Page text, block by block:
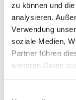
zu können und
analysieren.
Verwendung
soziale Medien,
Partner führen
weiteren Daten
haben oder die
Der
Schreibens
Wissen
darstellen.
den
Kurses,